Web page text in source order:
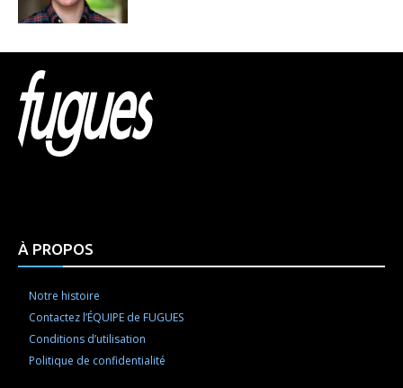
À PROPOS
Notre histoire
Contactez l’ÉQUIPE de FUGUES
Conditions d’utilisation
Politique de confidentialité